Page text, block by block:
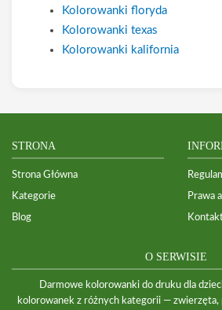
Kolorowanki floryda
Kolorowanki texas
Kolorowanki kalifornia
STRONA
Strona Główna
Kategorie
Blog
Prawa
O SERWISIE
Darmowe kolorowanki do druku dla
kolorowanek z różnych kategorii — zwierzęta,